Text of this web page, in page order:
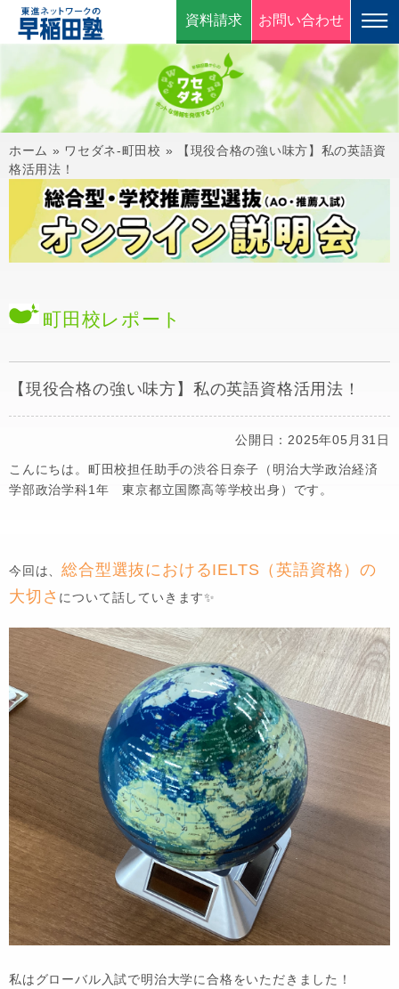
資料請求 お問い合わせ
ホーム » ワセダネ-町田校 »
【現役合格の強い味方】私の英語資
格活用法！
町田校レポート
【現役合格の強い味方】私の英語資格活用法！
公開日：2025年05月31日
こんにちは。町田校担任助手の渋谷日奈子（明治大学政治経済
学部政治学科1年 東京都立国際高等学校出身）です。
今回は、総合型選抜におけるIELTS（英語資格）の
大切さ について話していきます✨
私はグローバル入試で明治大学に合格をいただきました！